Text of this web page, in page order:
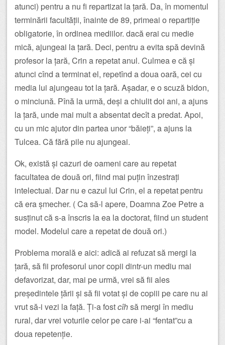
atunci) pentru a nu fi repartizat la țară. Da, în momentul
terminării facultății, înainte de 89, primeai o repartiție
obligatorie, în ordinea mediilor. dacă erai cu medie
mică, ajungeai la țară. Deci, pentru a evita spă devină
profesor la țară, Crin a repetat anul. Culmea e că și
atunci cînd a terminat el, repetînd a doua oară, cei cu
media lui ajungeau tot la țară. Așadar, e o scuză bidon,
o minciună. Pînă la urmă, deși a chiulit doi ani, a ajuns
la țară, unde mai mult a absentat decît a predat. Apoi,
cu un mic ajutor din partea unor “băieți”, a ajuns la
Tulcea. Că fără pile nu ajungeai.
Ok, există și cazuri de oameni care au repetat
facultatea de două ori, fiind mai puțin înzestrați
intelectual. Dar nu e cazul lui Crin, el a repetat pentru
că era șmecher. ( Ca să-l apere, Doamna Zoe Petre a
susținut că s-a înscris la ea la doctorat, fiind un student
model. Modelul care a repetat de două ori.)
Problema morală e aici: adică ai refuzat să mergi la
țară, să fii profesorul unor copii dintr-un mediu mai
defavorizat, dar, mai pe urmă, vrei să fii ales
președintele țării și să fii votat și de copiii pe care nu ai
vrut să-i vezi la față. Ți-a fostcîhsă mergi în mediu
rural, dar vrei voturile celor pe care i-ai “fentat”cu a
doua repetenție.